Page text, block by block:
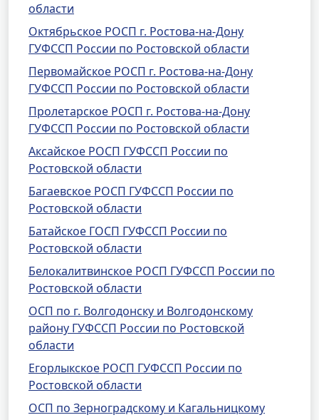
области
Октябрьское РОСП г. Ростова-на-Дону
ГУФССП России по Ростовской области
Первомайское РОСП г. Ростова-на-Дону
ГУФССП России по Ростовской области
Пролетарское РОСП г. Ростова-на-Дону
ГУФССП России по Ростовской области
Аксайское РОСП ГУФССП России по
Ростовской области
Багаевское РОСП ГУФССП России по
Ростовской области
Батайское ГОСП ГУФССП России по
Ростовской области
Белокалитвинское РОСП ГУФССП России по
Ростовской области
ОСП по г. Волгодонску и Волгодонскому
району ГУФССП России по Ростовской
области
Егорлыкское РОСП ГУФССП России по
Ростовской области
ОСП по Зерноградскому и Кагальницкому